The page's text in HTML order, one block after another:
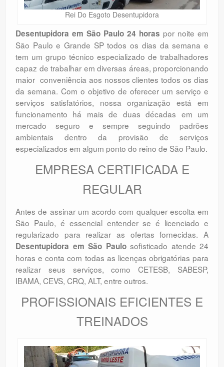
Rei Do Esgoto Desentupidora
Desentupidora em São Paulo 24 horas por noite em
São Paulo e Grande SP todos os dias da semana e
tem um grupo técnico especializado de trabalhadores
capaz de trabalhar em diversas áreas, proporcionando
maior conveniência aos nossos clientes todos os dias
da semana. Com o objetivo de oferecer um serviço e
serviços satisfatórios, nossa organização está em
funcionamento há mais de duas décadas em um
mercado seguro e sempre seguindo padrões
ambientais dentro da provisão de serviços
especializados em algum ponto do reino de São Paulo.
EMPRESA CERTIFICADA E
REGULAR
Antes de assinar um acordo com qualquer escolta em
São Paulo, é essencial entender se é licenciado e
regularizado para realizar as ofertas fornecidas. A
Desentupidora em São Paulosofisticado atende 24
horas e conta com todas as licenças obrigatórias para
realizar seus serviços, como CETESB, SABESP,
IBAMA, CEVS, CRQ, ALT, entre outros.
PROFISSIONAIS EFICIENTES E
TREINADOS